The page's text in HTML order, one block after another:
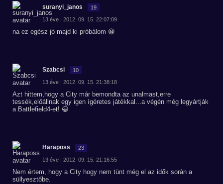
suranyi_janos 19
13 éve | 2012. 09. 15. 22:07:09
na ez egész jó majd ki próbálom 😀
Szabcsi 10
13 éve | 2012. 09. 15. 21:38:18
Azt hittem,hogy a City már bemondta az unalmast,erre
tessék,előállnak egy igen ígéretes játékkal...a végén még legyártják
a Battlefield4-et! 😀
Haraposs 23
13 éve | 2012. 09. 15. 21:16:55
Nem értem, hogy a City hogy nem tünt még el az idők során a
süllyesztőbe.